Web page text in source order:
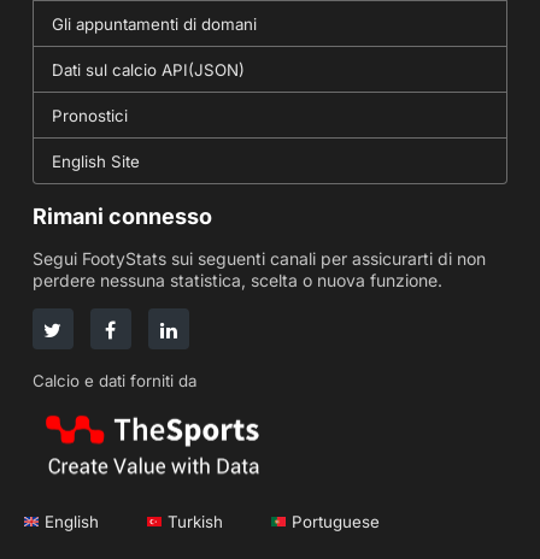
Gli appuntamenti di domani
Dati sul calcio API(JSON)
Pronostici
English Site
Rimani connesso
Segui FootyStats sui seguenti canali per assicurarti di non
perdere nessuna statistica, scelta o nuova funzione.
Calcio e dati forniti da
English Turkish Portuguese